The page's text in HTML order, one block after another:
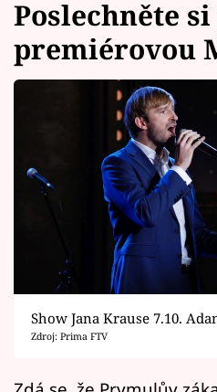
Celebrity
Vztahy
Horoskopy
Sledujte prima+
Filmový festival
Poslechněte
premiérovou
Show Jana Krause 7.10.
Zdroj: Prima FTV